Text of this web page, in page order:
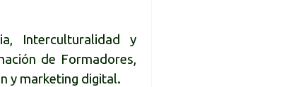
Interculturalidad y
de Formadores,
y marketing digital.